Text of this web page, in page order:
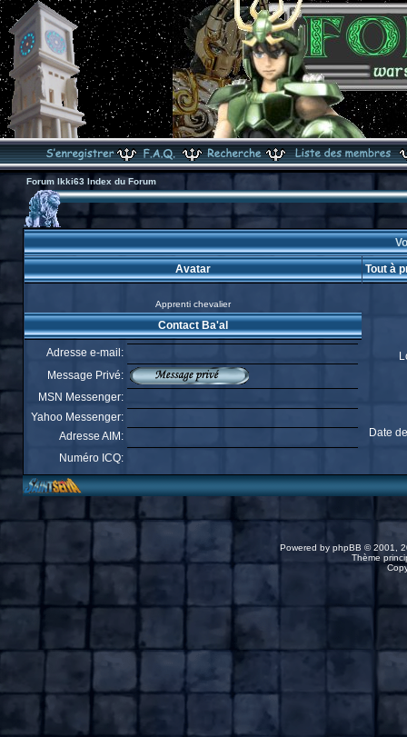
Forum Ikki63 Index du Forum
Avatar Tout à
Apprenti chevalier
Date
Contact Ba'al
Adresse e-mail:
Message Privé:
MSN Messenger:
Yahoo Messenger:
Adresse AIM:
Numéro ICQ:
Powered by phpBB © 2001,
Thème